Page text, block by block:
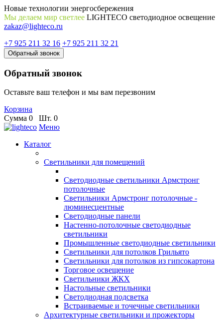
Новые технологии энергосбережения
Мы делаем мир светлее LIGHTECO светодиодное освещение
zakaz@lighteco.ru
+7 925 211 32 16 +7 925 211 32 21
Обратный звонок
Обратный звонок
Оставьте ваш телефон и мы вам перезвоним
Корзина
Сумма 0 Шт. 0
Меню
Каталог
Светильники для помещений
Светодиодные светильники Армстронг
потолочные
Светильники Армстронг потолочные -
люминесцентные
Светодиодные панели
Настенно-потолочные светодиодные
светильники
Промышленные светодиодные светильники
Светильники для потолков Грильято
Светильники для потолков из гипсокартона
Торговое освещение
Светильники ЖКХ
Настольные светильники
Светодиодная подсветка
Встраиваемые и точечные светильники
Архитектурные светильники и прожекторы